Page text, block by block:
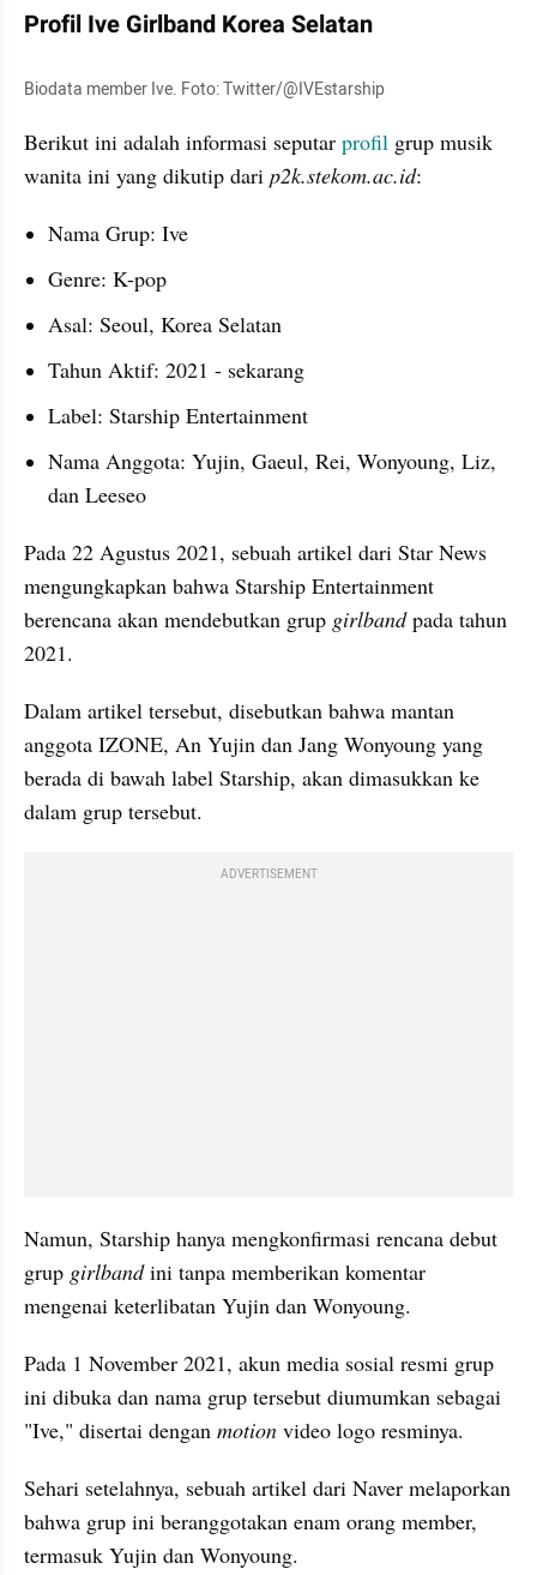
Profil Ive Girlband Korea Selatan
Biodata member Ive. Foto: Twitter/@IVEstarship
Berikut ini adalah informasi seputar profil grup musik
wanita ini yang dikutip dari p2k.stekom.ac.id:
Nama Grup: Ive
Genre: K-pop
Asal: Seoul, Korea Selatan
Tahun Aktif: 2021 - sekarang
Label: Starship Entertainment
Nama Anggota: Yujin, Gaeul, Rei, Wonyoung, Liz,
dan Leeseo
Pada 22 Agustus 2021, sebuah artikel dari Star News
mengungkapkan bahwa Starship Entertainment
berencana akan mendebutkan grup girlband pada tahun
2021.
Dalam artikel tersebut, disebutkan bahwa mantan
anggota IZONE, An Yujin dan Jang Wonyoung yang
berada di bawah label Starship, akan dimasukkan ke
dalam grup tersebut.
ADVERTISEMENT
Namun, Starship hanya mengkonfirmasi rencana debut
grup girlband ini tanpa memberikan komentar
mengenai keterlibatan Yujin dan Wonyoung.
Pada 1 November 2021, akun media sosial resmi grup
ini dibuka dan nama grup tersebut diumumkan sebagai
"Ive," disertai dengan motion video logo resminya.
Sehari setelahnya, sebuah artikel dari Naver melaporkan
bahwa grup ini beranggotakan enam orang member,
termasuk Yujin dan Wonyoung.